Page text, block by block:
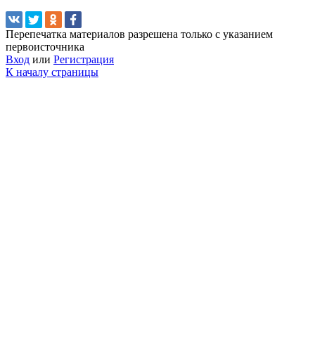
Перепечатка материалов разрешена только с указанием
первоисточника
Вход или Регистрация
К началу страницы